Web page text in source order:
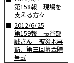
第158報 現場を
支える方々
■ 2012/6/25
第159報 長谷部
誠さん 被災地再
訪、第三回募金贈
呈式